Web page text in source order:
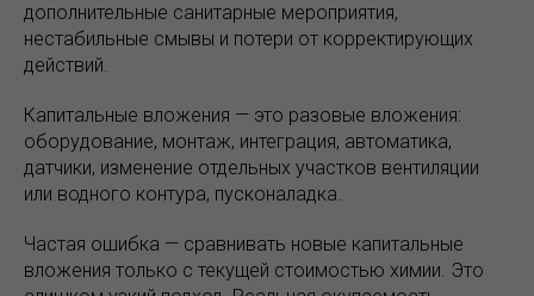
дополнительные санитарные мероприятия,
нестабильные смывы и потери от корректирующих
действий.
Капитальные вложения — это разовые вложения:
оборудование, монтаж, интеграция, автоматика,
датчики, изменение отдельных участков вентиляции
или водного контура, пусконаладка.
Частая ошибка — сравнивать новые капитальные
вложения только с текущей стоимостью химии. Это